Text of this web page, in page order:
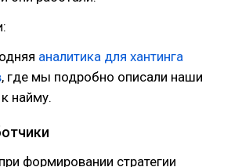
аналитика для хантинга
, где мы подробно описали наши
найму.
формировании стратегии